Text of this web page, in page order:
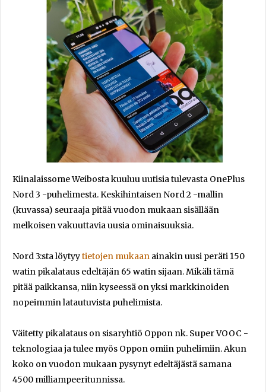
Kiinalaissome Weibosta kuuluu uutisia tulevasta OnePlus
Nord 3 -puhelimesta. Keskihintaisen Nord 2 -mallin
(kuvassa) seuraaja pitää vuodon mukaan sisällään
melkoisen vakuuttavia uusia ominaisuuksia.
Nord 3:sta löytyytietojen mukaan ainakin uusi peräti 150
watin pikalataus edeltäjän 65 watin sijaan. Mikäli tämä
pitää paikkansa, niin kyseessä on yksi markkinoiden
nopeimmin latautuvista puhelimista.
Väitetty pikalataus on sisaryhtiö Oppon nk. Super VOOC -
teknologiaa ja tulee myös Oppon omiin puhelimiin. Akun
koko on vuodon mukaan pysynyt edeltäjästä samana
4500 milliampeeritunnissa.